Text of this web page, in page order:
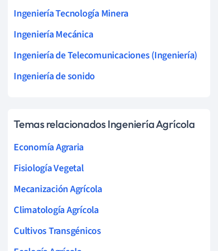
Ingeniería Tecnología Minera
Ingeniería Mecánica
Ingeniería de Telecomunicaciones (Ingeniería)
Ingeniería de sonido
Temas relacionados Ingeniería Agrícola
Economía Agraria
Fisiología Vegetal
Mecanización Agrícola
Climatología Agrícola
Cultivos Transgénicos